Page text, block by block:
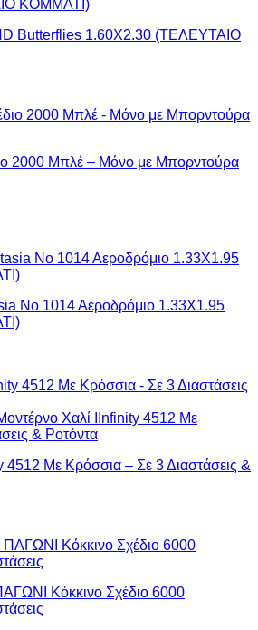
Butterflies 1.60X2.30 (ΤΕΛΕΥΤΑΙΟ
2000 Μπλέ – Μόνο με Μπορντούρα
Νο 1014 Αεροδρόμιο 1.33Χ1.95
4512 Με Κρόσσια – Σε 3 Διαστάσεις &
Κόκκινο Σχέδιο 6000